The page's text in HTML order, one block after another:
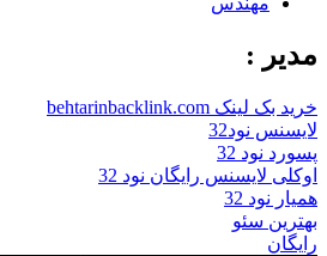
مدیر :
خرید بک لینک behtarinbacklink.com
لایسنس نود32
پسورد نود 32
اوکلی لایسنس رایگان نود 32
همیار نود 32
بهترین سئو
رایگان